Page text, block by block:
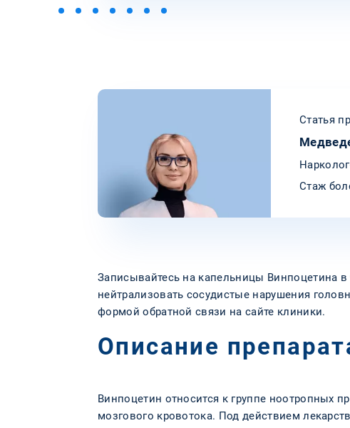
Статья
Стаж
Записывайтесь на капельницы Винпоцетина
нейтрализовать сосудистые нарушения
формой обратной связи на сайте клиники.
Описание
Винпоцетин относится к группе ноотропных
мозгового кровотока. Под действием